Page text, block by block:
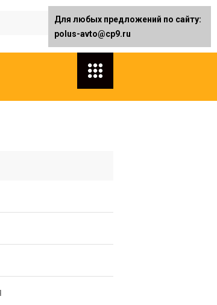
Для любых предложений по сайту:
polus-avto@cp9.ru